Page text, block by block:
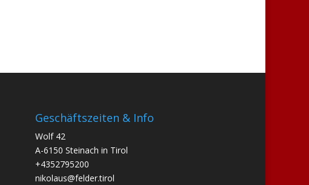
Geschäftszeiten & Info
Wolf 42
A-6150 Steinach in Tirol
+4352795200
nikolaus@felder.tirol